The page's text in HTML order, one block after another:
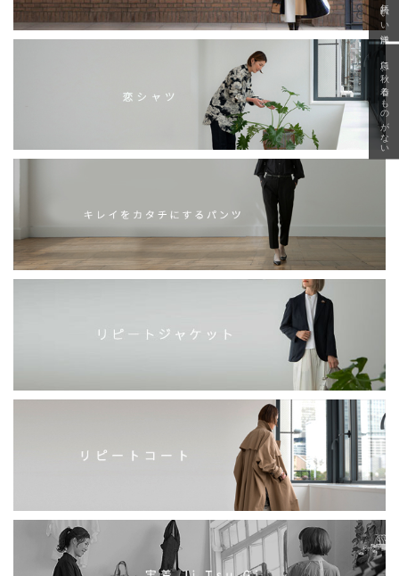
急に秋、着るものがない